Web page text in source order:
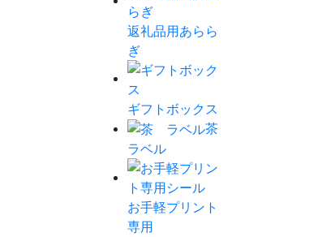
返礼品用あらら
ぎ
ギフトボックス
茶
ラベル
お手軽プリント
専用